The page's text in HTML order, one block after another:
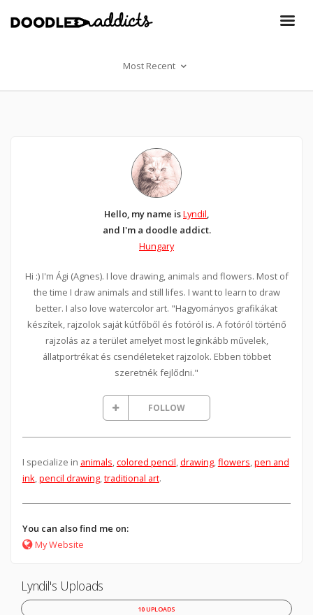
Most Recent
Hello, my name isLyndil,
and I'm a doodle addict.
Hungary
Hi :) I'm Ági (Agnes). I love drawing, animals and flowers. Most of
the time I draw animals and still lifes. I want to learn to draw
better. I also love watercolor art. "Hagyományos grafikákat
készítek, rajzolok saját kútfőből és fotóról is. A fotóról történő
rajzolás az a terület amelyet most leginkább művelek,
állatportrékat és csendéleteket rajzolok. Ebben többet
szeretnék fejlődni."
FOLLOW
I specialize in animals,colored pencil,drawing,flowers,pen and
ink,pencil drawing,traditional art.
You can also find me on:
My Website
Lyndil's Uploads
10 UPLOADS